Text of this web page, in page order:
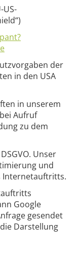
US-
der
in den USA
in unserem
Aufruf
zu dem
Unser
und
Internetauftritts.
Google
gesendet
Darstellung